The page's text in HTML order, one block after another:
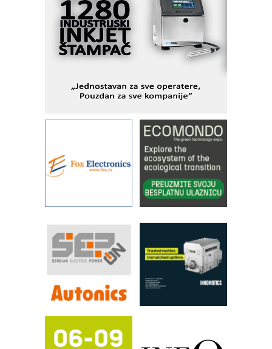
veštačkom inteligencijom
I.SAFE MOBILE revolucioniše
industrijsku automatizaciju
pionirskimmobile operator PANEL-OM
Fleksibilno stezanje i brzo
KIP KOP – napredna rešenja za
savremene industrijske i logističke
Alba d.o.o. – 35 godina preciznosti u
metrologiji i pametnim dozirnim
rešenjima
IBeRTIM - oprema za ispitivanje
STAUFF – Komponente koje
sistema
YAMADA pumpe – japanska
pouzdanost u transferu fluida
Filtration Group Industrial – Napredna
rešenja za filtraciju u hidrauličkim i
procesnim sistemima
FANUC: Najbolje za vašu pametnu
automatizaciju